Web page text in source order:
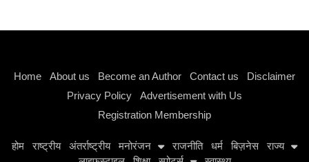
Home About us Become an Author Contact us
Disclaimer
Privacy Policy
Advertisement with Us
Registration Membership
होम राष्ट्रीय अंतर्राष्ट्रीय मनोरंजन राजनीति धर्म बिज़नेस
राज्य